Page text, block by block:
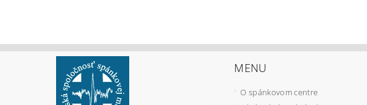
MENU
O spánkovom centre